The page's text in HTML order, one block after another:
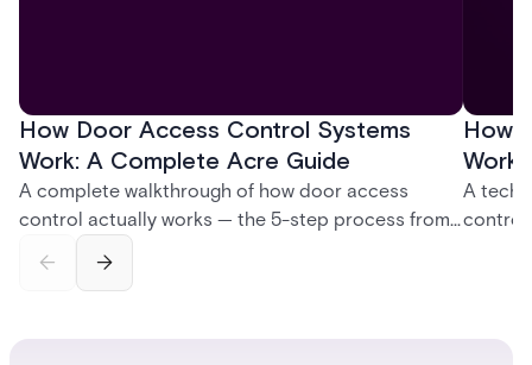
How Door Access Control Systems
Work: A Complete Acre Guide
A complete walkthrough of how door access
control actually works — the 5-step process from
and software components, and the access control
How
A
control